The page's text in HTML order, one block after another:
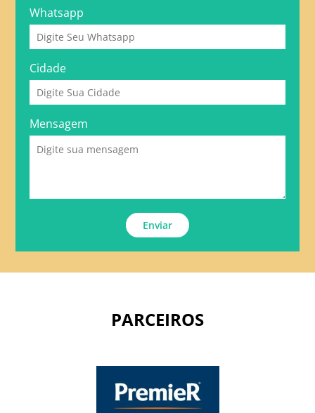
Whatsapp
Cidade
Mensagem
Enviar
PARCEIROS